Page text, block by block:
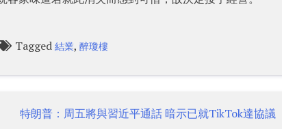
Tagged結業,醉瓊樓
特朗普：周五將與習近平通話 暗示已就TikTok達協議